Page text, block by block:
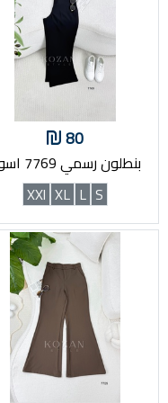
80
بنطلون رسمي 7769 اسود
S
L
XL
XXl